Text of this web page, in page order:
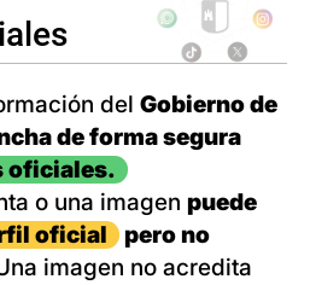
del Gobierno de
de forma segura
oficiales.
o una imagen puede
oficial
pero no
imagen no acredita